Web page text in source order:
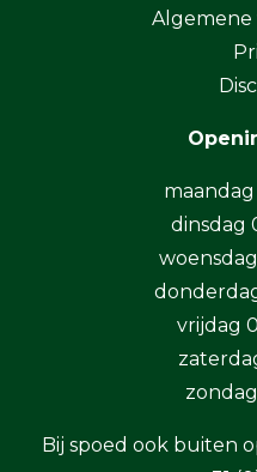
Algemene
maandag
dinsdag
vrijdag
Bij spoed ook buiten